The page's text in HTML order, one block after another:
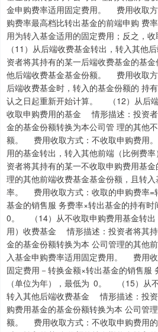
金申购费率适用固定费用。 费用收取
购费率最高档比转出基金的前端申购 费
用为转入基金适用的固定费用；反之，
（11）从后端收费基金转出，转入其
资者将其持有的某一后端收费基金的基
他后端收费基金基金份额。 费用收取
后端收费基金时，转入的基金份额的 持
认之日起重新开始计算。 （12）从后
收取申购费用的基金 情形描述：投资
金的基金份额转换为本公司管 理的其他
额。 费用收取方式：不收取申购费用
用的基金转出，转入其他前端（比例费
资者将其持有的某一不收取申购费用基
理的其他前端收费基金基金份额，且转
率。 费用收取方式：收取的申购费率=
基金的销售服 务费率×转出基金的持有
0。 （14）从不收取申购费用基金转出
用）收费基金 情形描述：投资者将其
金的基金份额转换为本 公司管理的其他
入基金申购费率适用固定费用。 费用
固定费用－转换金额×转出基金的销售服
（单位为年），最低为 0。 （15）从
转入其他后端收费基金 情形描述：投
购费用基金的基金份额转换为本 公司管
额。 费用收取方式：不收取申购费用